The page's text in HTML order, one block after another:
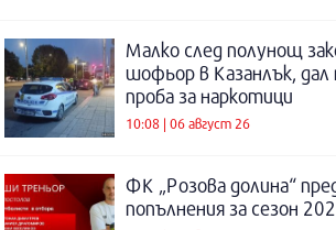
Малко след полунощ
шофьор в Казанлък,
проба за наркотици
10:08 | 06 август 26
ФК „Розова долина“
попълнения за сезон